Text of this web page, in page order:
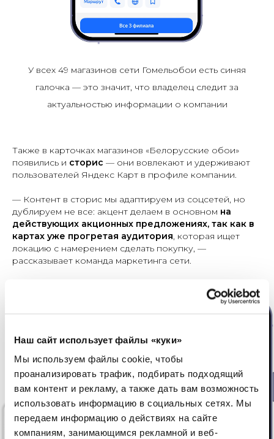
Наш сайт использует файлы «куки»
Мы используем файлы cookie, чтобы
проанализировать трафик, подбирать подходящий
вам контент и рекламу, а также дать вам возможность
использовать информацию в социальных сетях. Мы
передаем информацию о действиях на сайте
компаниям, занимающимся рекламной и веб-
У всех 49 магазинов сети Гомельобои есть синяя
галочка — это значит, что владелец следит за
актуальностью информации о компании
Также в карточках магазинов «Белорусские обои»
появились и сторис — они вовлекают и удерживают
пользователей Яндекс Карт в профиле компании.
— Контент в сторис мы адаптируем из соцсетей, но
дублируем не все: акцент делаем в основном на
действующих акционных предложениях, так как в
картах уже прогретая аудитория, которая ищет
локацию с намерением сделать покупку, —
рассказывает команда маркетинга сети.